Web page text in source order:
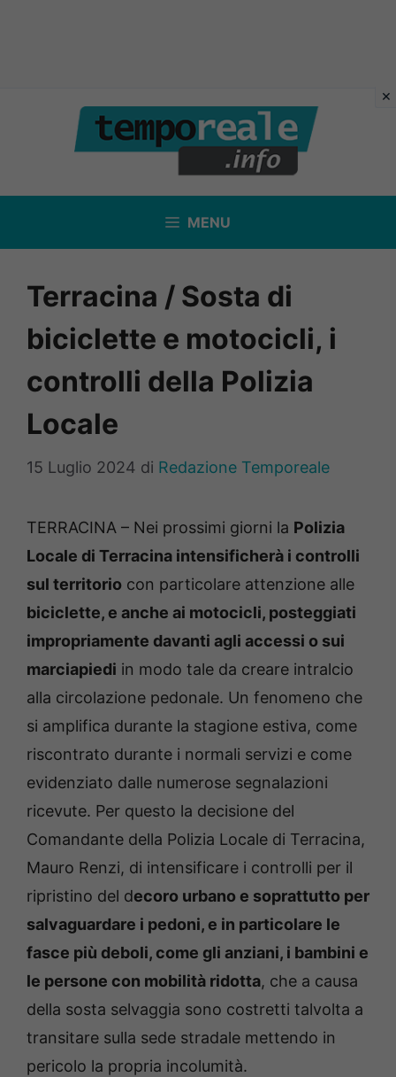
contenuto
MENU
Terracina / Sosta di
biciclette e motocicli, i
controlli della Polizia
Locale
15 Luglio 2024 di Redazione Temporeale
TERRACINA – Nei prossimi giorni la Polizia
Locale di Terracina intensificherà i controlli
sul territorio con particolare attenzione alle
biciclette, e anche ai motocicli, posteggiati
impropriamente davanti agli accessi o sui
marciapiedi in modo tale da creare intralcio
alla circolazione pedonale. Un fenomeno che
si amplifica durante la stagione estiva, come
riscontrato durante i normali servizi e come
evidenziato dalle numerose segnalazioni
ricevute. Per questo la decisione del
Comandante della Polizia Locale di Terracina,
Mauro Renzi, di intensificare i controlli per il
ripristino del decoro urbano e soprattutto per
salvaguardare i pedoni, e in particolare le
fasce più deboli, come gli anziani, i bambini e
le persone con mobilità ridotta, che a causa
della sosta selvaggia sono costretti talvolta a
transitare sulla sede stradale mettendo in
pericolo la propria incolumità.